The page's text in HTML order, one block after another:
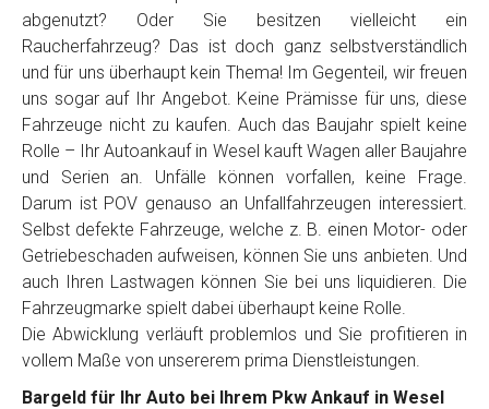
Telefon *
Email
PLZ und Ort
Foto Nr. 1
Foto Nr. 2
abgenutzt? Oder Sie besitzen vielleicht ein
Raucherfahrzeug? Das ist doch ganz selbstverständlich
und für uns überhaupt kein Thema! Im Gegenteil, wir freuen
uns sogar auf Ihr Angebot. Keine Prämisse für uns, diese
Fahrzeuge nicht zu kaufen. Auch das Baujahr spielt keine
Rolle – Ihr Autoankauf in Wesel kauft Wagen aller Baujahre
und Serien an. Unfälle können vorfallen, keine Frage.
Darum ist POV genauso an Unfallfahrzeugen interessiert.
Selbst defekte Fahrzeuge, welche z. B. einen Motor- oder
Getriebeschaden aufweisen, können Sie uns anbieten. Und
auch Ihren Lastwagen können Sie bei uns liquidieren. Die
Fahrzeugmarke spielt dabei überhaupt keine Rolle.
Die Abwicklung verläuft problemlos und Sie profitieren in
vollem Maße von unsererem prima Dienstleistungen.
Bargeld für Ihr Auto bei Ihrem Pkw Ankauf in Wesel